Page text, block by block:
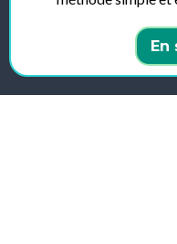
En